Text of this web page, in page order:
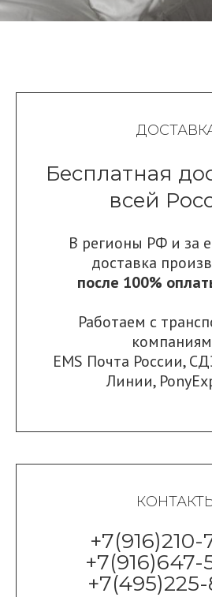
Бесплатная
всей
В регионы РФ и за
доставка
после 100%
Работаем с
EMS Почта России,
Линии,
+7(916)210-
+7(916)647-